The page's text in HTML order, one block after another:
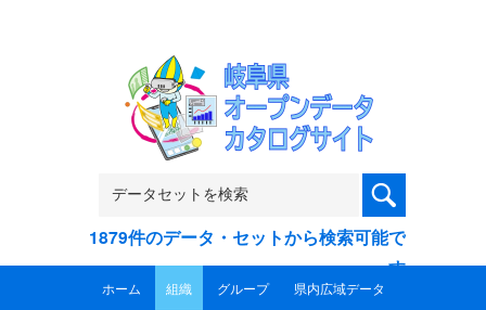
1879件のデータ・セットから検索可能で
す
ホーム 組織 グループ 県内広域データ